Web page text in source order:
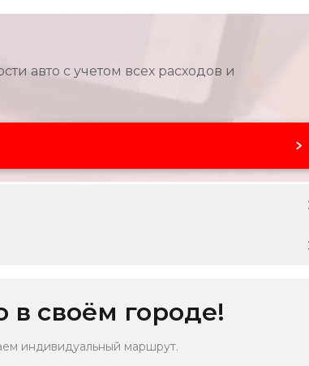
авто с учетом всех расходов и
в своём городе!
индивидуальный маршрут.